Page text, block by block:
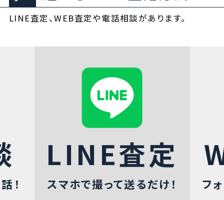
LINE査定、WEB査定や電話相談があります。
！
LINE査定
スマホで撮って送るだけ！ フ